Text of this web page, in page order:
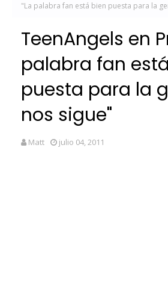
"La palabra fan está bien puesta para la
TeenAngels en
palabra fan
puesta para la
nos sigue"
Matt julio 04, 2011